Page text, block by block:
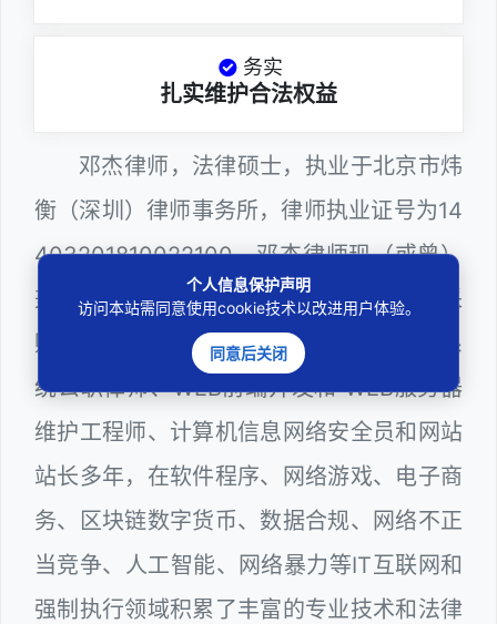
务实
扎实维护合法权益
邓杰律师，法律硕士，执业于北京市炜
衡（深圳）律师事务所，律师执业证号为14
403201810022100。邓杰律师现（或曾）
兼任深圳市人民政府听证员、深圳市政府采
购评审专家（法律类），深圳市某区政府系
统公职律师、WEB前端开发和 WEB服务器
维护工程师、计算机信息网络安全员和网站
站长多年，在软件程序、网络游戏、电子商
务、区块链数字货币、数据合规、网络不正
当竞争、人工智能、网络暴力等IT互联网和
强制执行领域积累了丰富的专业技术和法律
个人信息保护声明
访问本站需同意使用cookie技术以改进用户体验。
同意后关闭